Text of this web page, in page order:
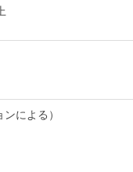
による）